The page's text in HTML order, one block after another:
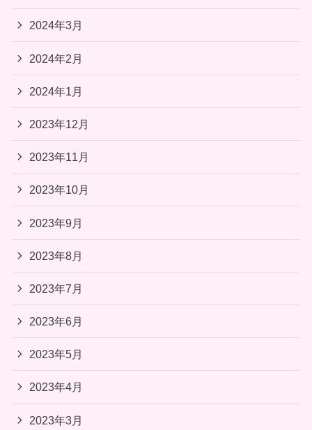
2024年3月
2024年2月
2024年1月
2023年12月
2023年11月
2023年10月
2023年9月
2023年8月
2023年7月
2023年6月
2023年5月
2023年4月
2023年3月